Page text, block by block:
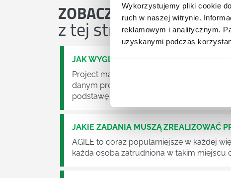
Wykorzystujemy pliki cookie
ruch w naszej witrynie.
reklamowym i analitycznym.
uzyskanymi podczas
ZOBACZ OSTATNIE
z tej strefy wiedzy
JAK WYGLĄDA PRACA ZESPOŁÓW
Project management (czyli zarządzanie
danym projektem założeń. Zajmują się
podstawę działalności wielu
JAKIE ZADANIA MUSZĄ ZREALIZOWAĆ
AGILE to coraz popularniejsze w każdej
każda osoba zatrudniona w takim miejscu